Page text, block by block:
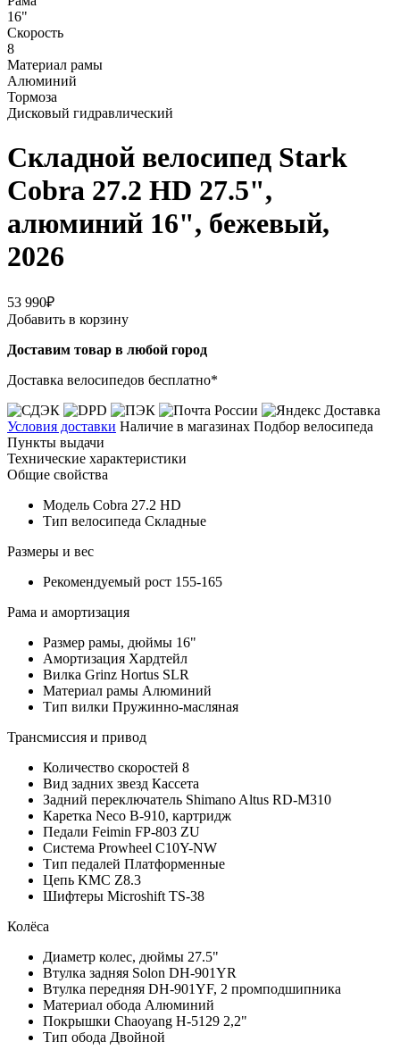
16"
Скорость
8
Материал рамы
Алюминий
Тормоза
Дисковый гидравлический
Складной велосипед Stark
Cobra 27.2 HD 27.5",
алюминий 16", бежевый,
2026
53 990₽
Добавить в корзину
Доставим товар в любой город
Доставка велосипедов бесплатно*
Условия доставки Наличие в магазинах Подбор велосипеда
Пункты выдачи
Технические характеристики
Общие свойства
Модель Cobra 27.2 HD
Тип велосипеда Складные
Размеры и вес
Рекомендуемый рост 155-165
Рама и амортизация
Размер рамы, дюймы 16"
Амортизация Хардтейл
Вилка Grinz Hortus SLR
Материал рамы Алюминий
Тип вилки Пружинно-масляная
Трансмиссия и привод
Количество скоростей 8
Вид задних звезд Кассета
Задний переключатель Shimano Altus RD-M310
Каретка Neco B-910, картридж
Педали Feimin FP-803 ZU
Система Prowheel C10Y-NW
Тип педалей Платформенные
Цепь KMC Z8.3
Шифтеры Microshift TS-38
Колёса
Диаметр колес, дюймы 27.5"
Втулка задняя Solon DH-901YR
Втулка передняя DH-901YF, 2 промподшипника
Материал обода Алюминий
Покрышки Chaoyang H-5129 2,2"
Тип обода Двойной